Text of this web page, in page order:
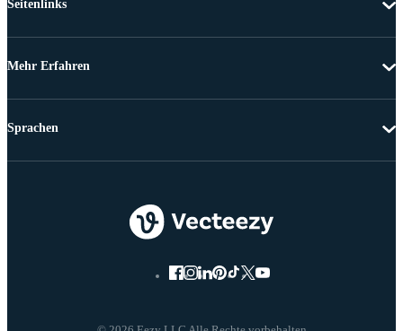
Seitenlinks
Mehr Erfahren
Sprachen